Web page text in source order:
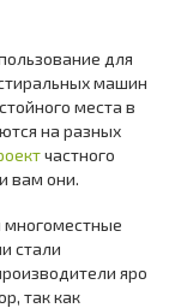
для
машин
места в
на разных
частного
вам они.
многоместные
стали
яро
так как